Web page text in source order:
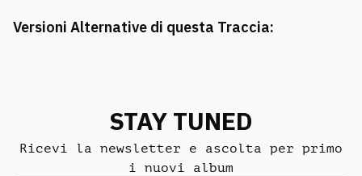
Versioni Alternative di questa Traccia:
STAY TUNED
Ricevi la newsletter e ascolta per primo
i nuovi album